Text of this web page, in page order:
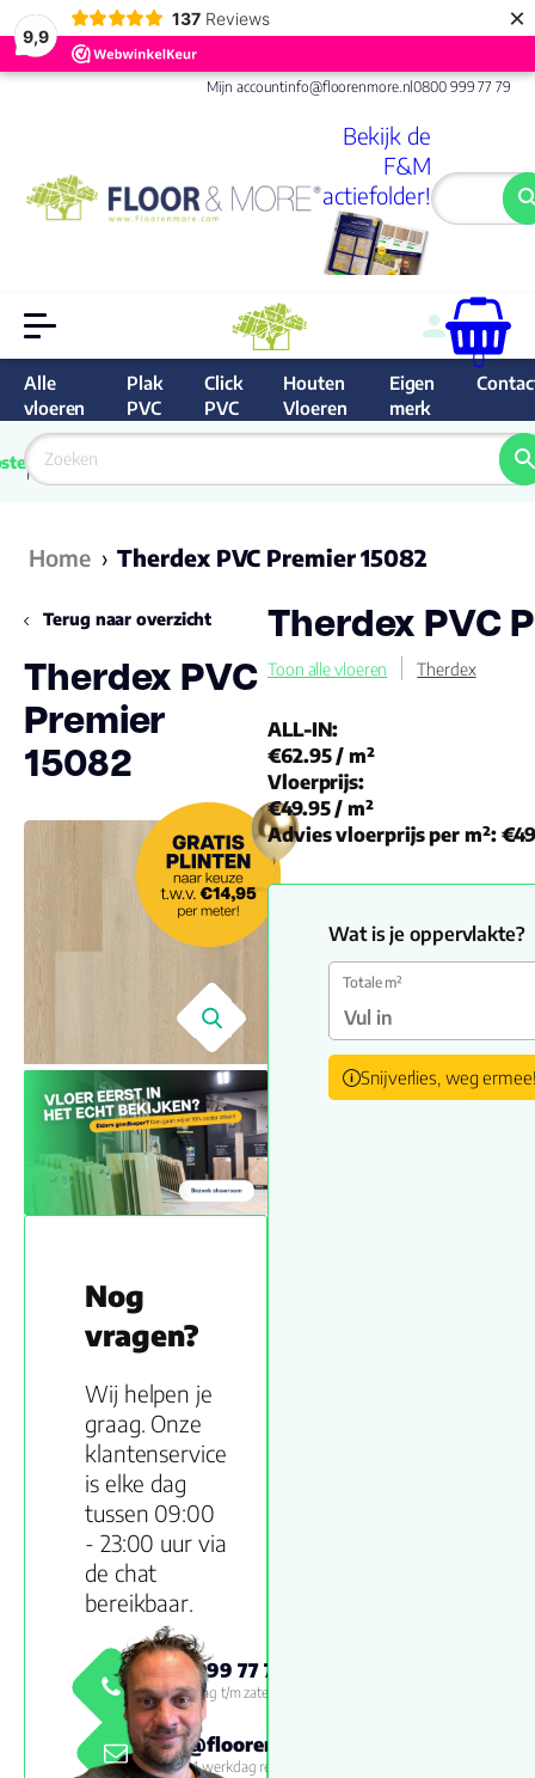
9,9
137 Reviews ×
Mijn accountinfo@floorenmore.nl0800 999 77 79
Bekijk de
F&M
actiefolder!
0
Alle
vloeren
Plak
PVC
Click
PVC
Houten
Vloeren
Eigen
merk
van
Nederland
9.6/10
Home › Therdex PVC Premier 15082
Terug naar overzicht
Therdex PVC
Premier
15082
🔍
Nog
vragen?
Wij helpen je
graag. Onze
klantenservice
is elke dag
tussen 09:00
- 23:00 uur via
de chat
bereikbaar.
0800 999 77 79
Maandag t/m zaterdag 09:00 -
18:00
info@floorenmore.nl
Binnen 1 werkdag reactie
Therdex PVC
Toon alle vloeren Therdex
ALL-IN:
€62.95/ m²
Vloerprijs:
€49.95/ m²
Advies vloerprijs per m²:
Wat is je oppervlakte?
Totale m²
Snijverlies, weg